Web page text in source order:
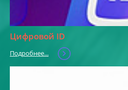
Цифровой ID
Подробнее...